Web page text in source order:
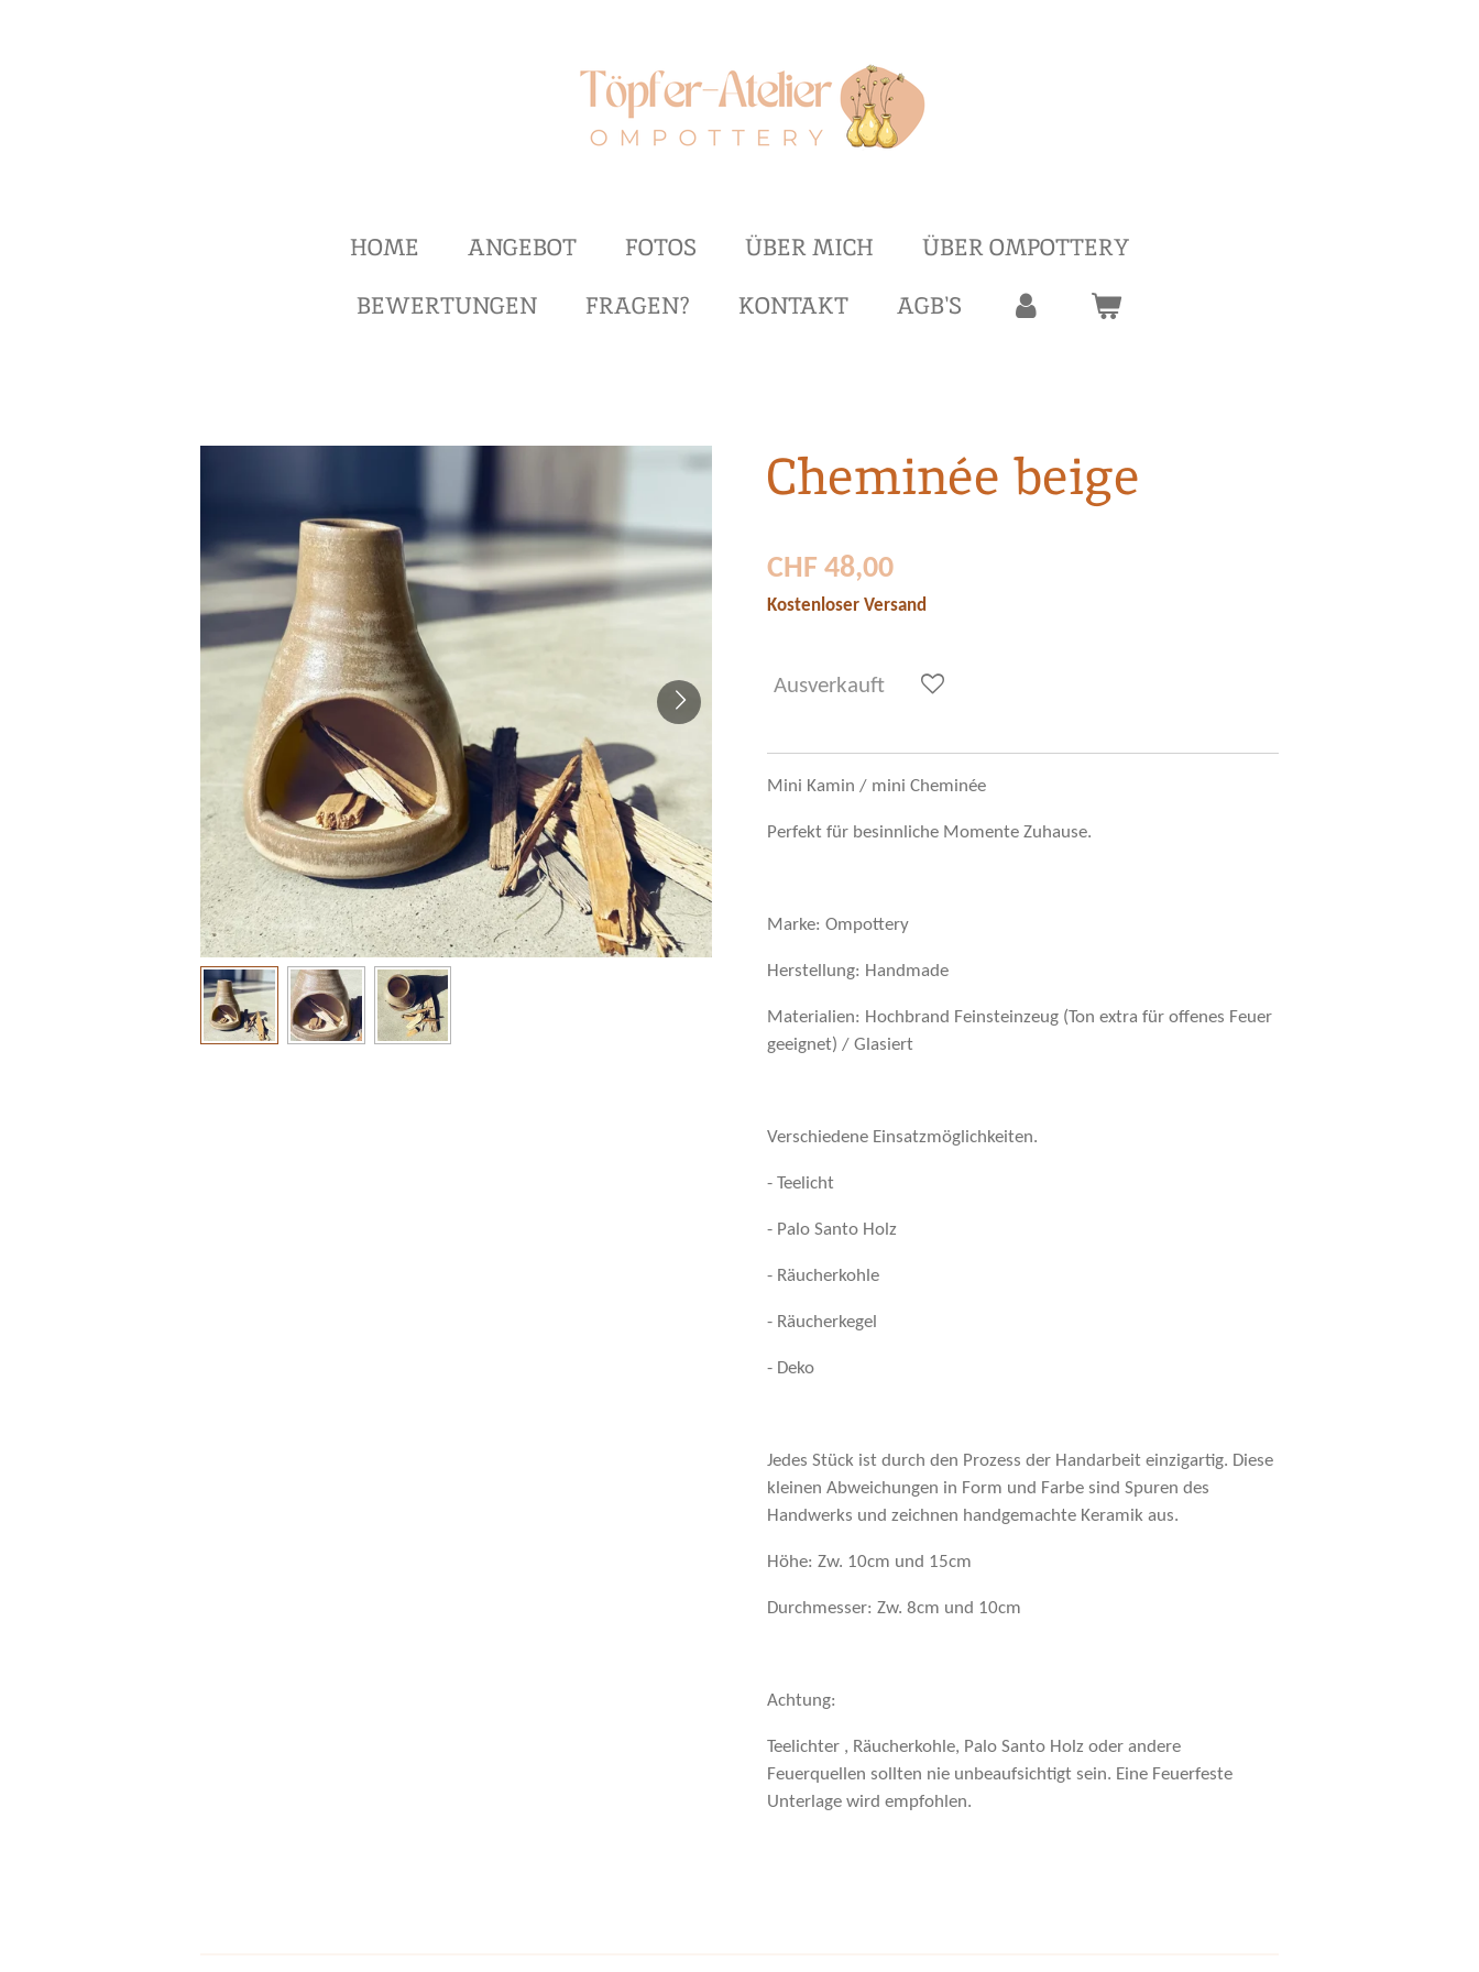
HOME ANGEBOT FOTOS ÜBER MICH
ÜBER OMPOTTERY
BEWERTUNGEN
FRAGEN? KONTAKT AGB'S
Cheminée beige
CHF 48,00
Kostenloser Versand
Ausverkauft
Mini Kamin / mini Cheminée
Perfekt für besinnliche Momente Zuhause.
Marke: Ompottery
Herstellung: Handmade
Materialien: Hochbrand Feinsteinzeug (Ton extra für offenes Feuer
geeignet) / Glasiert
Verschiedene Einsatzmöglichkeiten.
- Teelicht
- Palo Santo Holz
- Räucherkohle
- Räucherkegel
- Deko
Jedes Stück ist durch den Prozess der Handarbeit einzigartig. Diese
kleinen Abweichungen in Form und Farbe sind Spuren des
Handwerks und zeichnen handgemachte Keramik aus.
Höhe: Zw. 10cm und 15cm
Durchmesser: Zw. 8cm und 10cm
Achtung:
Teelichter , Räucherkohle, Palo Santo Holz oder andere
Feuerquellen sollten nie unbeaufsichtigt sein. Eine Feuerfeste
Unterlage wird empfohlen.